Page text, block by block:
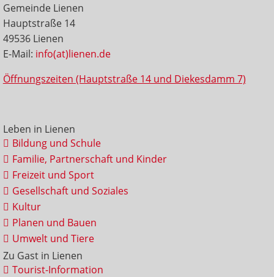
Gemeinde Lienen
Hauptstraße 14
49536 Lienen
E-Mail: info(at)lienen.de
Öffnungszeiten (Hauptstraße 14 und Diekesdamm 7)
Leben in Lienen
Bildung und Schule
Familie, Partnerschaft und Kinder
Freizeit und Sport
Gesellschaft und Soziales
Kultur
Planen und Bauen
Umwelt und Tiere
Zu Gast in Lienen
Tourist-Information